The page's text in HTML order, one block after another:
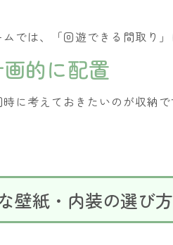
では、「回遊できる間取り
的に配置
に考えておきたいのが収納
壁紙・内装の選び方